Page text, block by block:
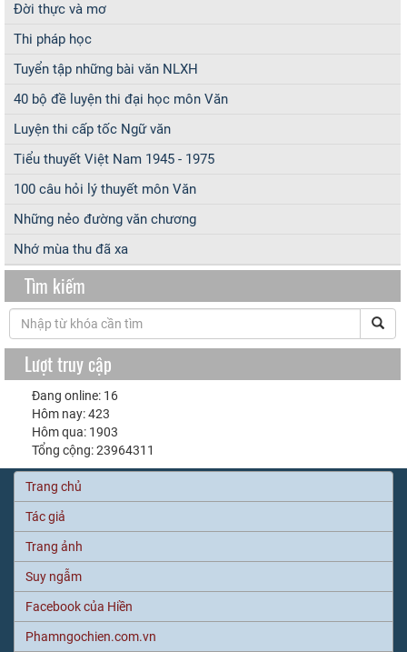
Đời thực và mơ
Thi pháp học
Tuyển tập những bài văn NLXH
40 bộ đề luyện thi đại học môn Văn
Luyện thi cấp tốc Ngữ văn
Tiểu thuyết Việt Nam 1945 - 1975
100 câu hỏi lý thuyết môn Văn
Những nẻo đường văn chương
Nhớ mùa thu đã xa
Tìm kiếm
Lượt truy cập
Đang online: 16
Hôm nay: 423
Hôm qua: 1903
Tổng cộng: 23964311
Trang chủ
Tác giả
Trang ảnh
Suy ngẫm
Facebook của Hiền
Phamngochien.com.vn